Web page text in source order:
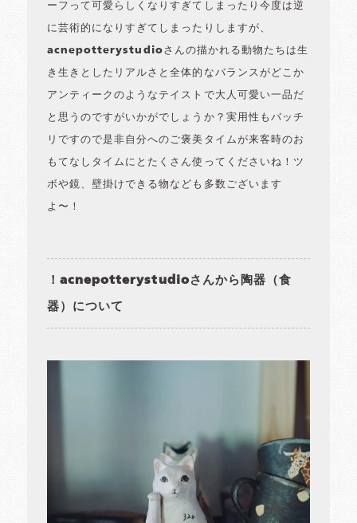
ーフって可愛らしくなりすぎてしまったり今度は逆
に芸術的になりすぎてしまったりしますが、
acnepotterystudioさんの描かれる動物たちは生
き生きとしたリアルさと全体的なバランスがどこか
アンティークのようなテイストで大人可愛い一品だ
と思うのですがいかがでしょうか？実用性もバッチ
リですので是非自分へのご褒美タイムが来客時のお
もてなしタイムにとたくさん使ってくださいね！ツ
ボや鏡、壁掛けできる物なども多数ございます
よ〜！
！acnepotterystudioさんから陶器（食
器）について